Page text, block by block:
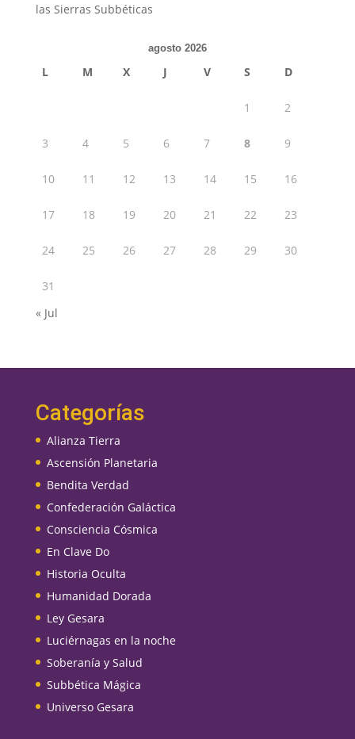
las Sierras Subbéticas
agosto 2026
L M X J V S D
1 2
3 4 5 6 7 8 9
10 11 12 13 14 15 16
17 18 19 20 21 22 23
24 25 26 27 28 29 30
31
« Jul
Categorías
Alianza Tierra
Ascensión Planetaria
Bendita Verdad
Confederación Galáctica
Consciencia Cósmica
En Clave Do
Historia Oculta
Humanidad Dorada
Ley Gesara
Luciérnagas en la noche
Soberanía y Salud
Subbética Mágica
Universo Gesara